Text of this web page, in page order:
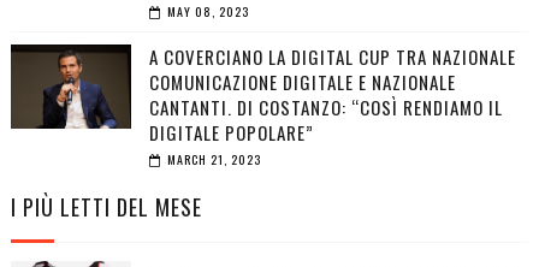
MAY 08, 2023
A COVERCIANO LA DIGITAL CUP TRA NAZIONALE
COMUNICAZIONE DIGITALE E NAZIONALE
CANTANTI. DI COSTANZO: “COSÌ RENDIAMO IL
DIGITALE POPOLARE”
MARCH 21, 2023
I PIÙ LETTI DEL MESE